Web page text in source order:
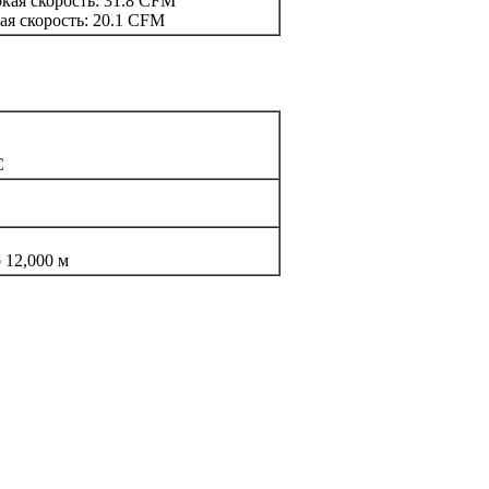
скорость: 20.1 CFM
12,000 м